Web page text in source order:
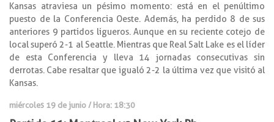
Kansas atraviesa un pésimo momento: está en el penúltimo
puesto de la Conferencia Oeste. Además, ha perdido 8 de sus
anteriores 9 partidos ligueros. Aunque en su reciente cotejo de
local superó 2-1 al Seattle. Mientras que Real Salt Lake es el líder
de esta Conferencia y lleva 14 jornadas consecutivas sin
derrotas. Cabe resaltar que igualó 2-2 la última vez que visitó al
Kansas.
miércoles 19 de junio / Hora: 18:30